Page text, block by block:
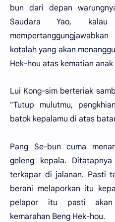
bun dari depan
Saudara Yao,
kotalah yang akan
Hek-hou atas kematian
Lui Kong-sim berteriak
"Tutup mulutmu,
batok kepalamu di atas
Pang Se-bun cuma
geleng kepala.
terkapar di jalanan. Pasti
berani melaporkan itu
pelapor itu pasti akan
kemarahan Beng Hek-hou.